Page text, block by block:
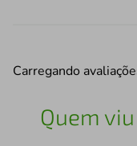
Carregando
Quem